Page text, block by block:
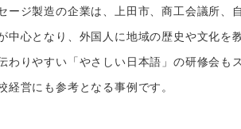
ージ製造の企業は、上田市、商工会議所、
中心となり、外国人に地域の歴史や文化を
わりやすい「やさしい日本語」の研修会も
営にも参考となる事例です。